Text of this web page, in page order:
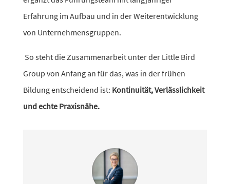
Erfahrung im Aufbau und in der Weiterentwicklung
von Unternehmensgruppen.
So steht die Zusammenarbeit unter der Little Bird
Group von Anfang an für das, was in der frühen
Bildung entschei­dend ist: Kontinuität, Verlässlichkeit
und echte Praxisnähe.